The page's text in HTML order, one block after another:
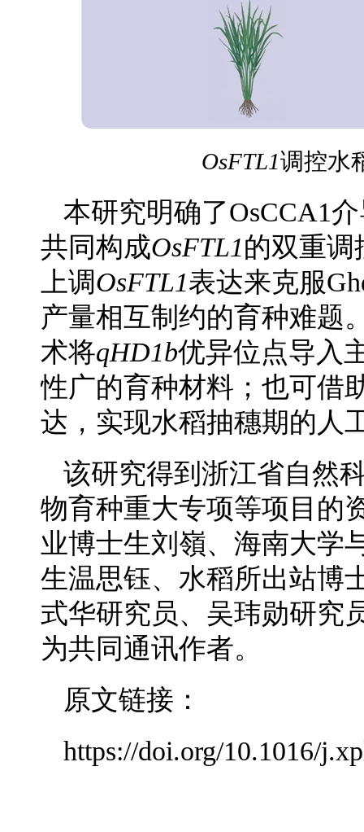
OsFTL1调控水
本研究明确了OsCCA1
共同构成OsFTL1的双重调
上调OsFTL1表达来克服
产量相互制约的育种难题
术将qHD1b优异位点导入
性广的育种材料；也可借
达，实现水稻抽穗期的人
该研究得到浙江省自然
物育种重大专项等项目的
业博士生刘嶺、海南大学
生温思钰、水稻所出站博
式华研究员、吴玮勋研究
为共同通讯作者。
原文链接：
https://doi.org/10.1016/